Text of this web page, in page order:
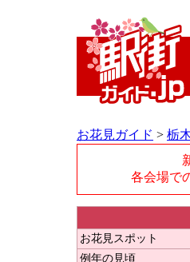
お花見ガイド > 栃
各会場で
お花見スポット
例年の見頃